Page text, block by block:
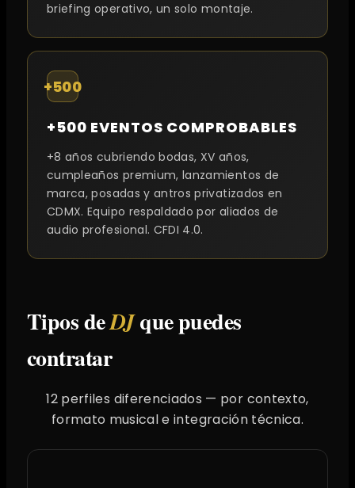
briefing operativo, un solo montaje.
+500
+500 EVENTOS COMPROBABLES
+8 años cubriendo bodas, XV años,
cumpleaños premium, lanzamientos de
marca, posadas y antros privatizados en
CDMX. Equipo respaldado por aliados de
audio profesional. CFDI 4.0.
Tipos deDJque puedes
contratar
12 perfiles diferenciados — por contexto,
formato musical e integración técnica.